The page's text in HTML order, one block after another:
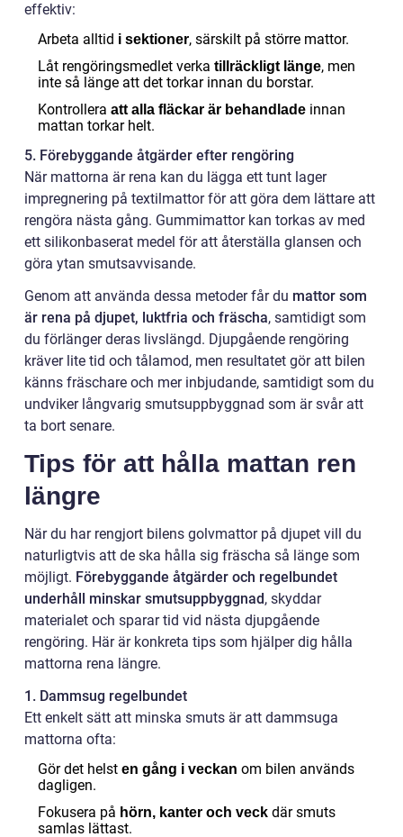
effektiv:
Arbeta alltid i sektioner, särskilt på större mattor.
Låt rengöringsmedlet verka tillräckligt länge, men
inte så länge att det torkar innan du borstar.
Kontrollera att alla fläckar är behandlade innan
mattan torkar helt.
5. Förebyggande åtgärder efter rengöring
När mattorna är rena kan du lägga ett tunt lager
impregnering på textilmattor för att göra dem lättare att
rengöra nästa gång. Gummimattor kan torkas av med
ett silikonbaserat medel för att återställa glansen och
göra ytan smutsavvisande.
Genom att använda dessa metoder får du mattor som
är rena på djupet, luktfria och fräscha, samtidigt som
du förlänger deras livslängd. Djupgående rengöring
kräver lite tid och tålamod, men resultatet gör att bilen
känns fräschare och mer inbjudande, samtidigt som du
undviker långvarig smutsuppbyggnad som är svår att
ta bort senare.
Tips för att hålla mattan ren
längre
När du har rengjort bilens golvmattor på djupet vill du
naturligtvis att de ska hålla sig fräscha så länge som
möjligt. Förebyggande åtgärder och regelbundet
underhåll minskar smutsuppbyggnad, skyddar
materialet och sparar tid vid nästa djupgående
rengöring. Här är konkreta tips som hjälper dig hålla
mattorna rena längre.
1. Dammsug regelbundet
Ett enkelt sätt att minska smuts är att dammsuga
mattorna ofta:
Gör det helst en gång i veckan om bilen används
dagligen.
Fokusera på hörn, kanter och veck där smuts
samlas lättast.